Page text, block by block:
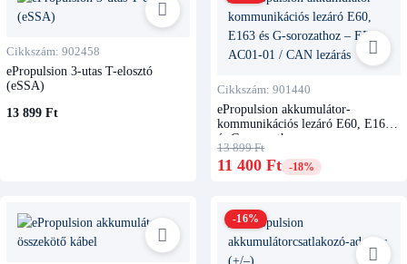
Cikkszám: 902458
ePropulsion 3-utas T-elosztó
(eSSA)
13 899 Ft
Cikkszám: 901440
ePropulsion akkumulátor-
kommunikációs lezáró E60, E163
és G-sorozathoz
13 899 Ft
11 400 Ft -18%
-16%